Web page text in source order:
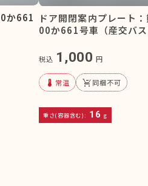
か661
ドア開閉案内プレート
00か661号車（産交バス
税込 1,000 円
device_thermostat 常温 remove_shopping_cart同梱不可
重さ(容器含む): 16 g